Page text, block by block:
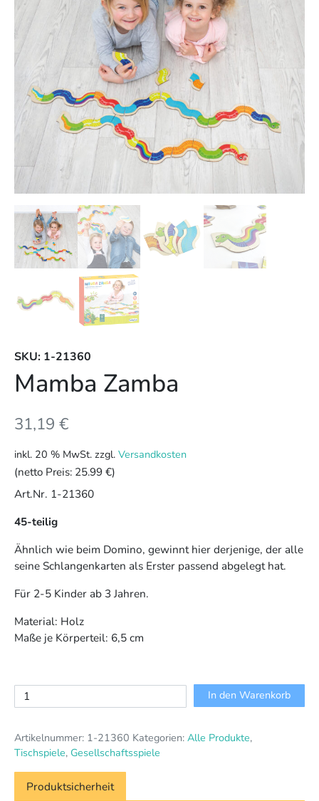
SKU: 1-21360
Mamba Zamba
31,19 €
inkl. 20 % MwSt. zzgl. Versandkosten
(netto Preis: 25.99 €)
Art.Nr. 1-21360
45-teilig
Ähnlich wie beim Domino, gewinnt hier derjenige, der alle
seine Schlangenkarten als Erster passend abgelegt hat.
Für 2-5 Kinder ab 3 Jahren.
Material: Holz
Maße je Körperteil: 6,5 cm
Mamba
Zamba
In den Warenkorb
Artikelnummer: 1-21360 Kategorien: Alle Produkte,
Tischspiele, Gesellschaftsspiele
Produktsicherheit